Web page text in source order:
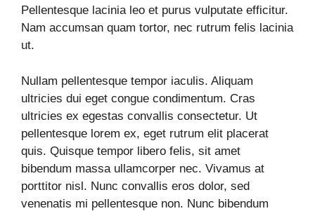
Pellentesque lacinia leo et purus vulputate efficitur.
Nam accumsan quam tortor, nec rutrum felis lacinia
ut.
Nullam pellentesque tempor iaculis. Aliquam
ultricies dui eget congue condimentum. Cras
ultricies ex egestas convallis consectetur. Ut
pellentesque lorem ex, eget rutrum elit placerat
quis. Quisque tempor libero felis, sit amet
bibendum massa ullamcorper nec. Vivamus at
porttitor nisl. Nunc convallis eros dolor, sed
venenatis mi pellentesque non. Nunc bibendum